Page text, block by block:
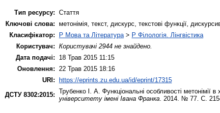
Тип ресурсу: Стаття
Ключові слова: метонімія, текст, дискурс, текстові функції,
Класифікатор:
P Мова та Література > P Філологія. Лінгвістика
Користувач: Користувачі 2944 не знайдено.
Дата подачі:
18 Трав 2015 11:15
Оновлення:
22 Трав 2015 18:16
URI: https://eprints.zu.edu.ua/id/eprint/17315
ДСТУ 8302:2015: Трубенко І. А. Функціональні особливості метонімії
університету імені Івана Франка . 2014. № 77. С.